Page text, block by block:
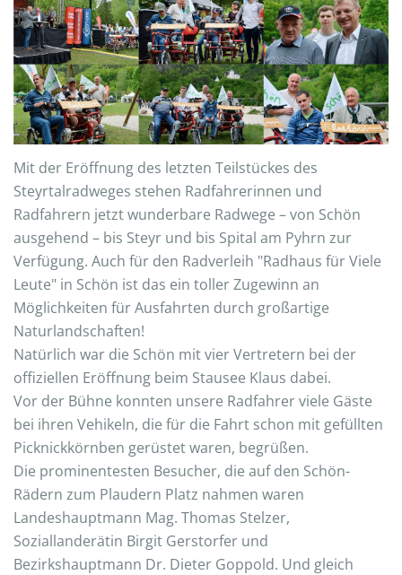
Mit der Eröffnung des letzten Teilstückes des
Steyrtalradweges stehen Radfahrerinnen und
Radfahrern jetzt wunderbare Radwege – von Schön
ausgehend – bis Steyr und bis Spital am Pyhrn zur
Verfügung. Auch für den Radverleih "Radhaus für Viele
Leute" in Schön ist das ein toller Zugewinn an
Möglichkeiten für Ausfahrten durch großartige
Naturlandschaften!
Natürlich war die Schön mit vier Vertretern bei der
offiziellen Eröffnung beim Stausee Klaus dabei.
Vor der Bühne konnten unsere Radfahrer viele Gäste
bei ihren Vehikeln, die für die Fahrt schon mit gefüllten
Picknickkörnben gerüstet waren, begrüßen.
Die prominentesten Besucher, die auf den Schön-
Rädern zum Plaudern Platz nahmen waren
Landeshauptmann Mag. Thomas Stelzer,
Soziallanderätin Birgit Gerstorfer und
Bezirkshauptmann Dr. Dieter Goppold. Und gleich